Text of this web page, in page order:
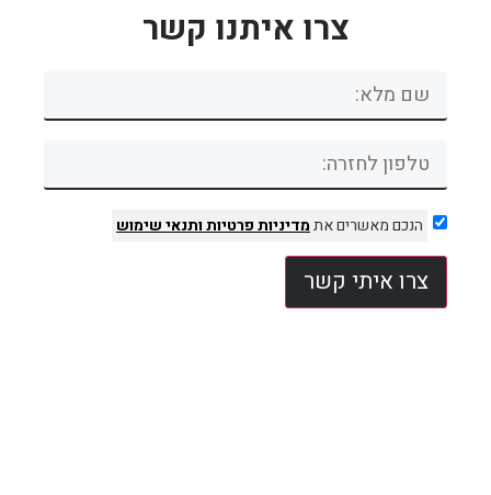
צרו איתנו קשר
הנכם מאשרים אתמדיניות פרטיותותנאי שימוש
צרו איתי קשר